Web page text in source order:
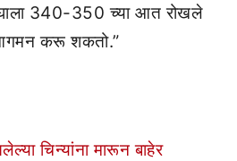
340-350 च्या आत रोखले
आगमन करू शकतो.”
चिन्यांना मारून बाहेर